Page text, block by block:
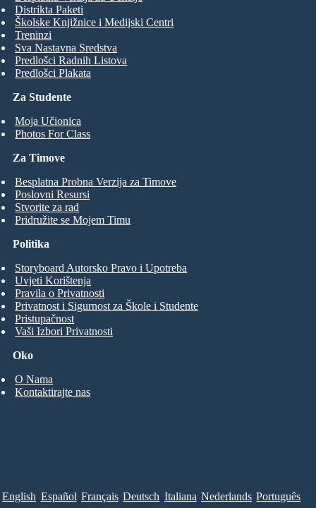
Za Studente
Moja Učionica
Photos For Class
Distrikta Paketi
Školske Knjižnice i Medijski Centri
Treninzi
Sva Nastavna Sredstva
Predlošci Radnih Listova
Predlošci Plakata
Za Timove
Besplatna Probna Verzija za Timove
Poslovni Resursi
Stvorite za rad
Pridružite se Mojem Timu
Oko
O Nama
Kontaktirajte nas
Politika
Storyboard Autorsko Pravo i Upotreba
Uvjeti Korištenja
Pravila o Privatnosti
Privatnost i Sigurnost za Škole i Studente
Pristupačnost
Vaši Izbori Privatnosti
English Español Français Deutsch Italiana Nederlands Português